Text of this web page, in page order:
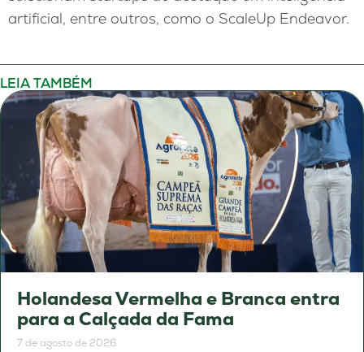
artificial, entre outros, como o ScaleUp Endeavor.
LEIA TAMBÉM
Holandesa Vermelha e Branca entra
para a Calçada da Fama
7 de agosto de 2026